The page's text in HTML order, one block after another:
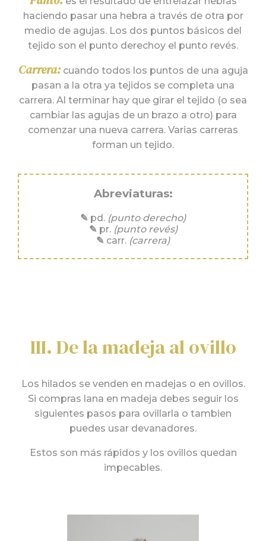
haciendo pasar una hebra a través de otra por
medio de agujas. Los dos puntos básicos del
tejido son el punto derechoy el punto revés.
Carrera:cuando todos los puntos de una aguja
pasan a la otra ya tejidos se completa una
carrera. Al terminar hay que girar el tejido (o sea
cambiar las agujas de un brazo a otro) para
comenzar una nueva carrera. Varias carreras
forman un tejido.
Abreviaturas:
✎ pd. (punto derecho)
✎pr. (punto revés)
✎ carr. (carrera)
III. De la madeja al ovillo
Los hilados se venden en madejas o en ovillos.
Si compras lana en madeja debes seguir los
siguientes pasos para ovillarla o tambien
puedes usar devanadores.
Estos son más rápidos y los ovillos quedan
impecables.